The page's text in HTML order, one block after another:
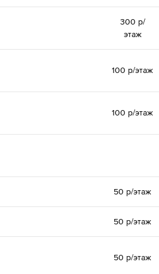
300 р/
этаж
100 р/этаж
100 р/этаж
50 р/этаж
50 р/этаж
50 р/этаж